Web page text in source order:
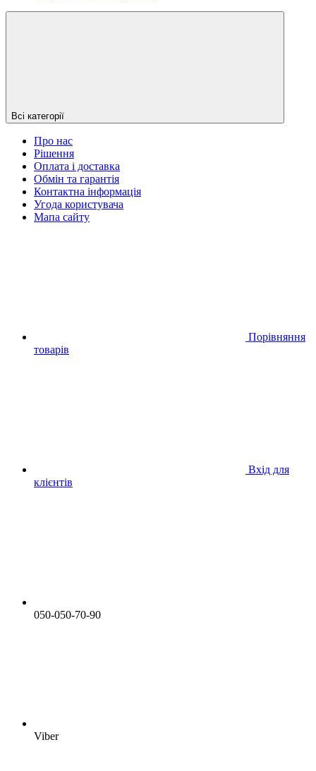
Всі категорії
Про нас
Рішення
Оплата і доставка
Обмін та гарантія
Контактна інформація
Угода користувача
Мапа сайту
Порівняння
товарів
Вхід для
клієнтів
050-050-70-90
Viber